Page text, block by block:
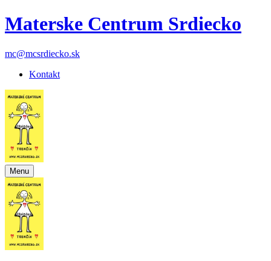
Materske Centrum Srdiecko
mc@mcsrdiecko.sk
Kontakt
Menu